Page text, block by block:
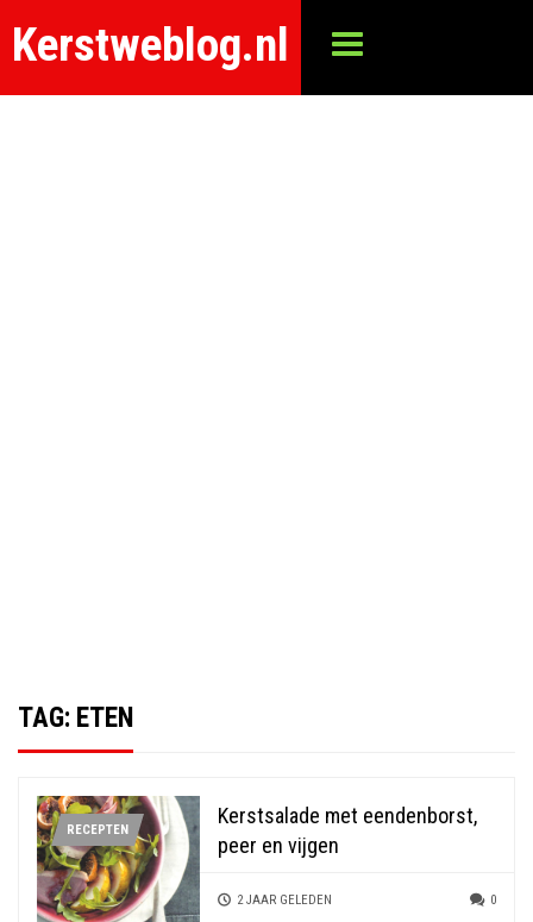
Kerstweblog.nl
TAG: ETEN
RECEPTEN
Kerstsalade met eendenborst,
peer en vijgen
2 JAAR GELEDEN 0